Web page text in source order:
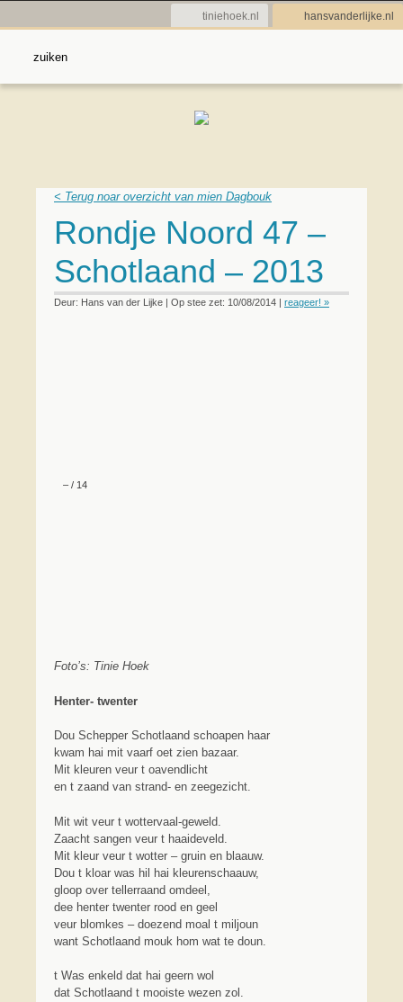
hansvanderlijke.nl
tiniehoek.nl
< Terug noar overzicht van mien Dagbouk
Rondje Noord 47 –
Schotlaand – 2013
Deur: Hans van der Lijke | Op stee zet: 10/08/2014 | reageer! »
– / 14
Foto’s: Tinie Hoek
Henter- twenter
Dou Schepper Schotlaand schoapen haar
kwam hai mit vaarf oet zien bazaar.
Mit kleuren veur t oavendlicht
en t zaand van strand- en zeegezicht.
Mit wit veur t wottervaal-geweld.
Zaacht sangen veur t haaideveld.
Mit kleur veur t wotter – gruin en blaauw.
Dou t kloar was hil hai kleurenschaauw,
gloop over tellerraand omdeel,
dee henter twenter rood en geel
veur blomkes – doezend moal t miljoun
want Schotlaand mouk hom wat te doun.
t Was enkeld dat hai geern wol
dat Schotlaand t mooiste wezen zol.